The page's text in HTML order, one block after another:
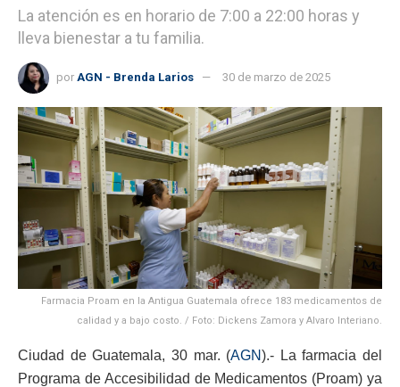
La atención es en horario de 7:00 a 22:00 horas y
lleva bienestar a tu familia.
por AGN - Brenda Larios 30 de marzo de 2025
Farmacia Proam en la Antigua Guatemala ofrece 183 medicamentos de
calidad y a bajo costo. / Foto: Dickens Zamora y Alvaro Interiano.
Ciudad de Guatemala, 30 mar. (AGN).- La farmacia del
Programa de Accesibilidad de Medicamentos (Proam) ya